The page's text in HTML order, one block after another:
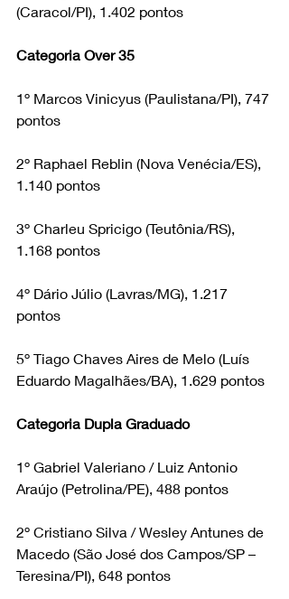
(Caracol/PI), 1.402 pontos
Categoria Over 35
1º Marcos Vinicyus (Paulistana/PI), 747
pontos
2º Raphael Reblin (Nova Venécia/ES),
1.140 pontos
3º Charleu Spricigo (Teutônia/RS),
1.168 pontos
4º Dário Júlio (Lavras/MG), 1.217
pontos
5º Tiago Chaves Aires de Melo (Luís
Eduardo Magalhães/BA), 1.629 pontos
Categoria Dupla Graduado
1º Gabriel Valeriano / Luiz Antonio
Araújo (Petrolina/PE), 488 pontos
2º Cristiano Silva / Wesley Antunes de
Macedo (São José dos Campos/SP –
Teresina/PI), 648 pontos